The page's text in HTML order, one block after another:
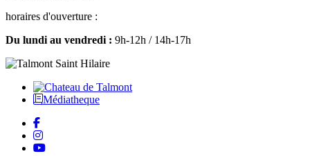
horaires d'ouverture :
Du lundi au vendredi : 9h-12h / 14h-17h
Médiatheque